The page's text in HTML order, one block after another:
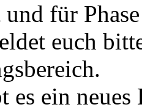
für
euch
es ein